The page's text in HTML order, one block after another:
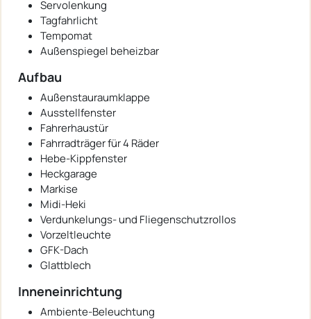
Servolenkung
Tagfahrlicht
Tempomat
Außenspiegel beheizbar
Aufbau
Außenstauraumklappe
Ausstellfenster
Fahrerhaustür
Fahrradträger für 4 Räder
Hebe-Kippfenster
Heckgarage
Markise
Midi-Heki
Verdunkelungs- und Fliegenschutzrollos
Vorzeltleuchte
GFK-Dach
Glattblech
Inneneinrichtung
Ambiente-Beleuchtung